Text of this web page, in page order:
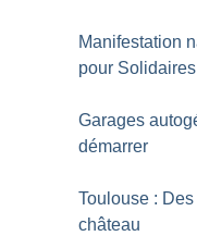
Manifestation
pour Solidaires
Garages
démarrer
Toulouse :
château